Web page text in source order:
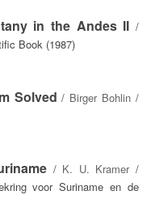
in the Andes II /
Book (1987)
Solved / Birger Bohlin /
/ K. U. Kramer/
voor Suriname en de